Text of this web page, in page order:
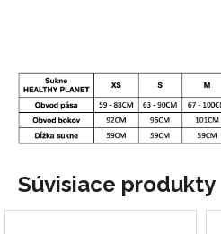
Súvisiace produkty